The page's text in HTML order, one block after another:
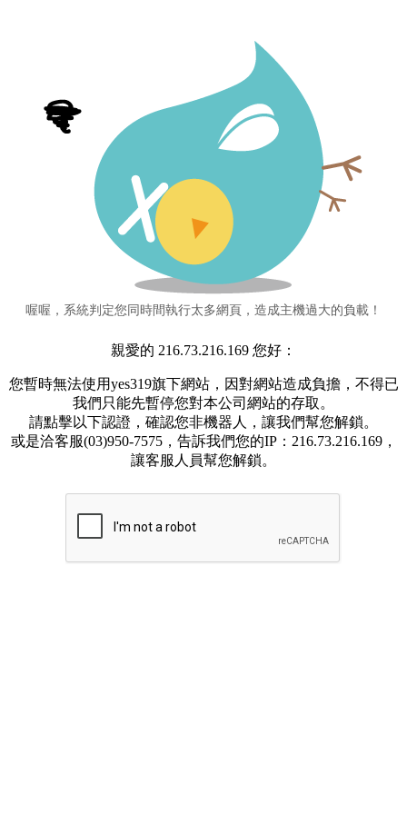
喔喔，系統判定您同時間執行太多網頁，造成主機過大的負載！
親愛的 216.73.216.169 您好：
您暫時無法使用yes319旗下網站，因對網站造成負擔，不得已
我們只能先暫停您對本公司網站的存取。
請點擊以下認證，確認您非機器人，讓我們幫您解鎖。
或是洽客服(03)950-7575，告訴我們您的IP：216.73.216.169，
讓客服人員幫您解鎖。